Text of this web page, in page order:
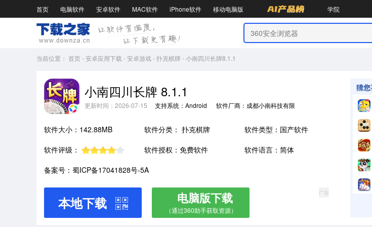
首页 电脑软件 安卓软件 MAC软件 iPhone软件 移动电脑版 学院
当前位置： 首页-安卓应用下载 -安卓游戏-扑克棋牌 -小南四川长牌8.1.1
小南四川长牌 8.1.1
更新时间：2026-07-15 支持系统：Android 软件厂商：成都小南科技有限公司
软件大小：142.88MB 软件分类： 扑克棋牌
软件类型：国产软件
软件评级：
软件授权：免费软件
软件语言：简体
备案号：蜀ICP备17041828号-5A
本地下载 电脑版下载
（通过360助手获取资源）
广告
猜